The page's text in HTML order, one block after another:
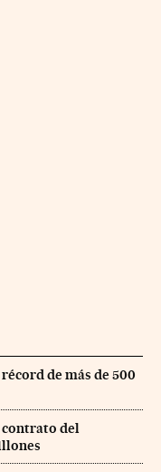
de más de 500
contrato del